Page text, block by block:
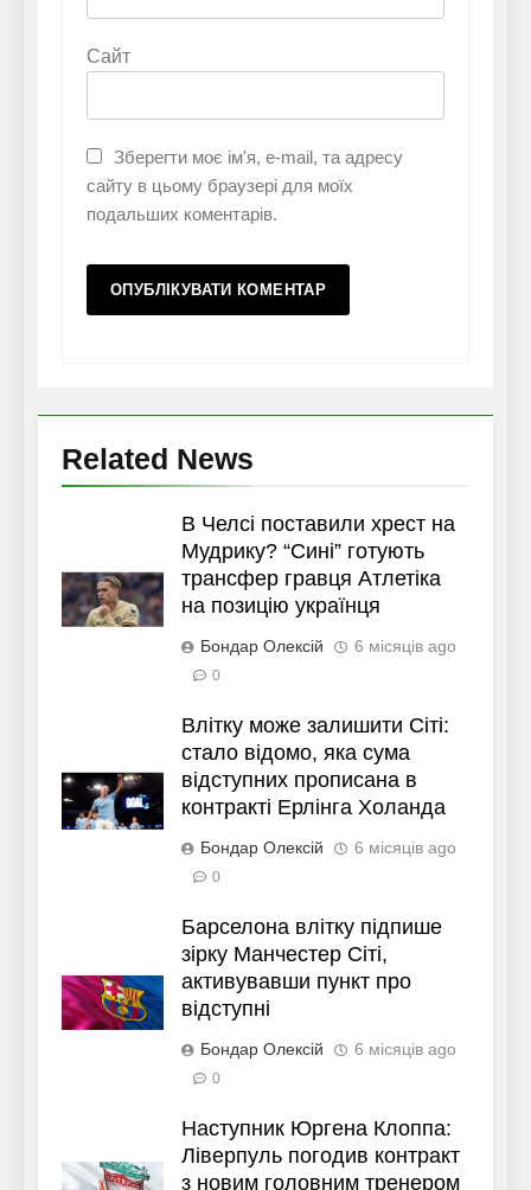
Сайт
Зберегти моє ім'я, e-mail, та адресу
сайту в цьому браузері для моїх
подальших коментарів.
Related News
В Челсі поставили хрест на
Мудрику? “Сині” готують
трансфер гравця Атлетіка
на позицію українця
Бондар Олексій 6 місяців ago
0
Влітку може залишити Сіті:
стало відомо, яка сума
відступних прописана в
контракті Ерлінга Холанда
Бондар Олексій 6 місяців ago
0
Барселона влітку підпише
зірку Манчестер Сіті,
активувавши пункт про
відступні
Бондар Олексій 6 місяців ago
0
Наступник Юргена Клоппа:
Ліверпуль погодив контракт
з новим головним тренером